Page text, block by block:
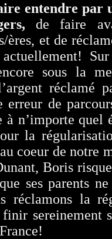
entendre par
de faire
ères, et de
actuellement!
sous la
réclamé
erreur de
n’importe quel
la
coeur de notre
Boris
ses parents
réclamons la
sereinement